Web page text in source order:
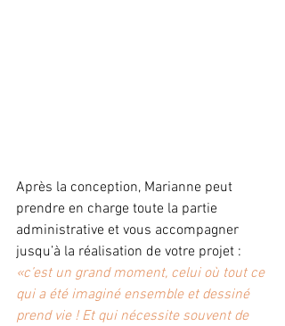
Après la conception, Marianne peut
prendre en charge toute la partie
administrative et vous accompagner
jusqu’à la réalisation de votre projet :
«c’est un grand moment, celui où tout ce
qui a été imaginé ensemble et dessiné
prend vie ! Et qui nécessite souvent de